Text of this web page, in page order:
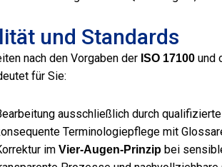
und Standards
nach den Vorgaben der ISO 17100 und
für Sie:
ausschließlich durch
Terminologiepflege mit
im Vier-Augen-Prinzip bei